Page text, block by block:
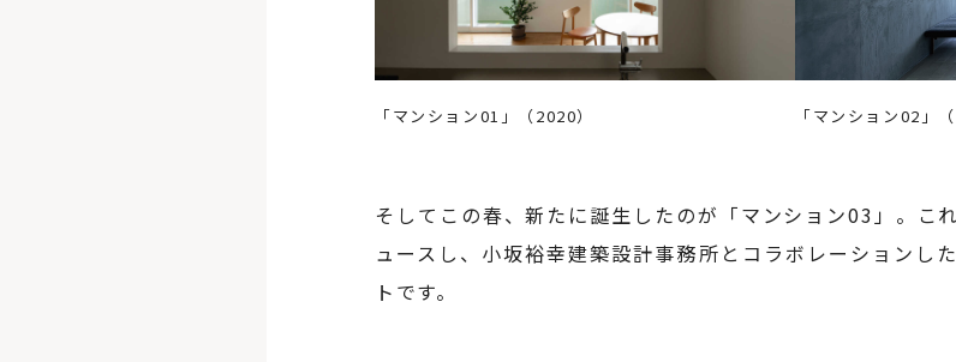
「マンション01」（2020） 「マンション02」
そしてこの春、新たに誕生したのが「マンション03」。こ
ュースし、小坂裕幸建築設計事務所とコラボレーションし
トです。